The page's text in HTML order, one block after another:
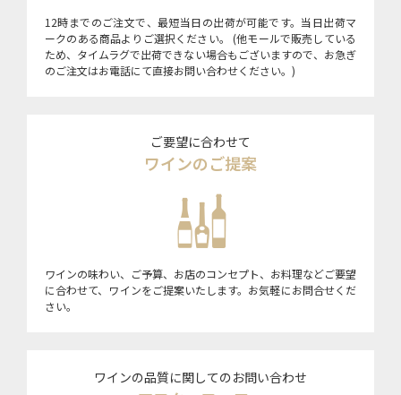
12時までのご注文で、最短当日の出荷が可能です。当日出荷マ
ークのある商品よりご選択ください。 (他モールで販売している
ため、タイムラグで出荷できない場合もございますので、お急ぎ
のご注文はお電話にて直接お問い合わせください。)
ご要望に合わせて
ワインのご提案
ワインの味わい、ご予算、お店のコンセプト、お料理などご要望
に合わせて、ワインをご提案いたします。お気軽にお問合せくだ
さい。
ワインの品質に関してのお問い合わせ